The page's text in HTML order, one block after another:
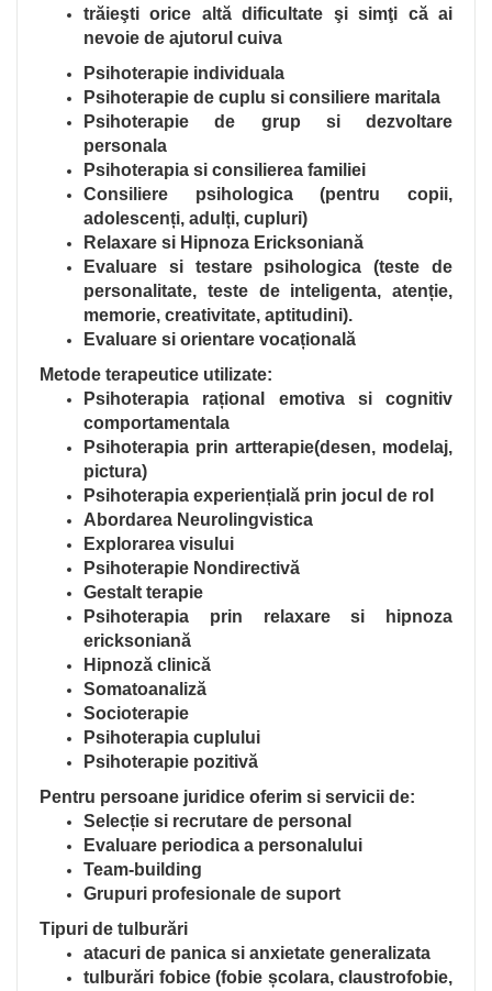
trăieşti orice altă dificultate şi simţi că ai
nevoie de ajutorul cuiva
Psihoterapie individuala
Psihoterapie de cuplu si consiliere maritala
Psihoterapie de grup si dezvoltare
personala
Psihoterapia si consilierea familiei
Consiliere psihologica (pentru copii,
adolescenți, adulți, cupluri)
Relaxare si Hipnoza Ericksoniană
Evaluare si testare psihologica (teste de
personalitate, teste de inteligenta, atenție,
memorie, creativitate, aptitudini).
Evaluare si orientare vocațională
Metode terapeutice utilizate:
Psihoterapia rațional emotiva si cognitiv
comportamentala
Psihoterapia prin artterapie(desen, modelaj,
pictura)
Psihoterapia experiențială prin jocul de rol
Abordarea Neurolingvistica
Explorarea visului
Psihoterapie Nondirectivă
Gestalt terapie
Psihoterapia prin relaxare si hipnoza
ericksoniană
Hipnoză clinică
Somatoanaliză
Socioterapie
Psihoterapia cuplului
Psihoterapie pozitivă
Pentru persoane juridice oferim si servicii de:
Selecție si recrutare de personal
Evaluare periodica a personalului
Team-building
Grupuri profesionale de suport
Tipuri de tulburări
atacuri de panica si anxietate generalizata
tulburări fobice (fobie școlara, claustrofobie,